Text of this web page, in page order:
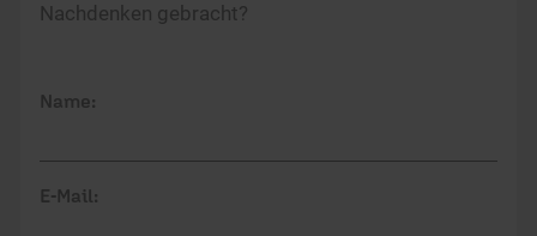
Nachdenken gebracht?
Name:
E-Mail: